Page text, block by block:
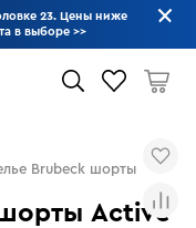
23. Цены ниже
в выборе >>
Active
Brubeck шорты